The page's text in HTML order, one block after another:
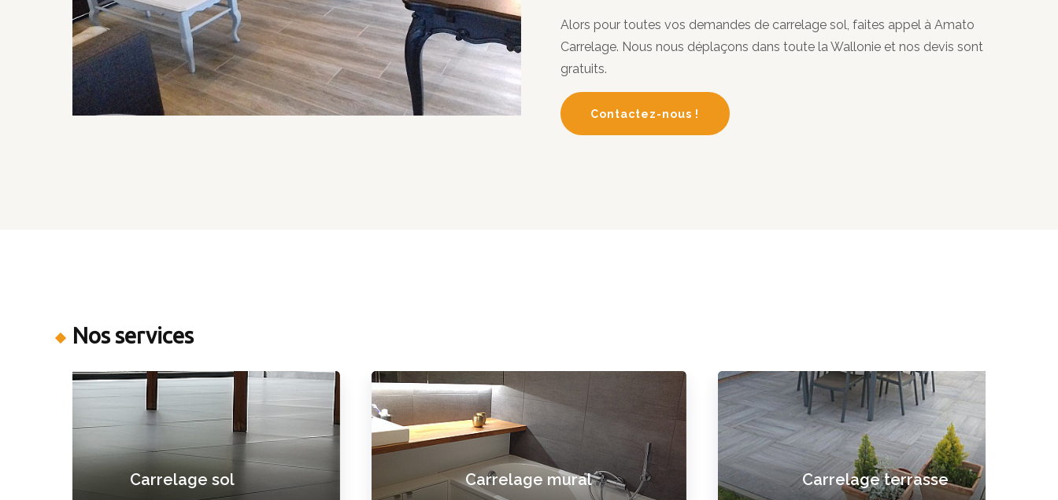
Alors pour toutes vos demandes de carrelage sol, faites appel à Amato
Carrelage. Nous nous déplaçons dans toute la Wallonie et nos devis sont
gratuits.
Contactez-nous !
Nos services
Carrelage mural Carrelage terrasse Faïences & Mosaïques